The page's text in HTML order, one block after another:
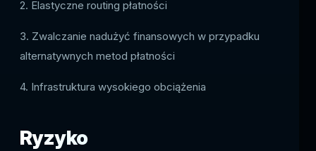
2. Elastyczne routing płatności
3. Zwalczanie nadużyć finansowych w przypadku
alternatywnych metod płatności
4. Infrastruktura wysokiego obciążenia
Ryzyko